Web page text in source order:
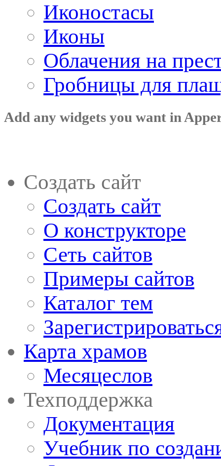
Иконостасы
Иконы
Облачения на
Гробницы для
Add any widgets you want in
Создать сайт
Создать сайт
О конструкторе
Сеть сайтов
Примеры сайтов
Каталог тем
Карта храмов
Месяцеслов
Техподдержка
Документация
Учебник по